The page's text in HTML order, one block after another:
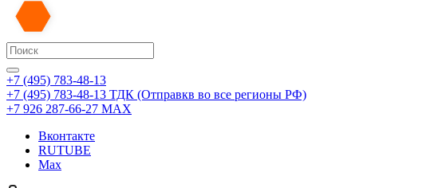
+7 (495) 783-48-13
+7 (495) 783-48-13 ТДК (Отправкв во все регионы РФ)
+7 926 287-66-27 МАХ
Вконтакте
RUTUBE
Max